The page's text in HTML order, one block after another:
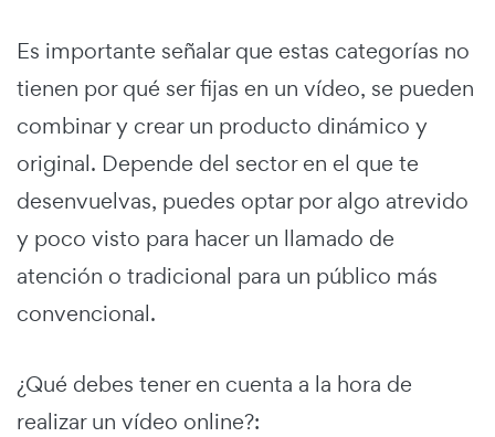
Es importante señalar que estas categorías no
tienen por qué ser fijas en un vídeo, se pueden
combinar y crear un producto dinámico y
original. Depende del sector en el que te
desenvuelvas, puedes optar por algo atrevido
y poco visto para hacer un llamado de
atención o tradicional para un público más
convencional.
¿Qué debes tener en cuenta a la hora de
realizar un vídeo online?: